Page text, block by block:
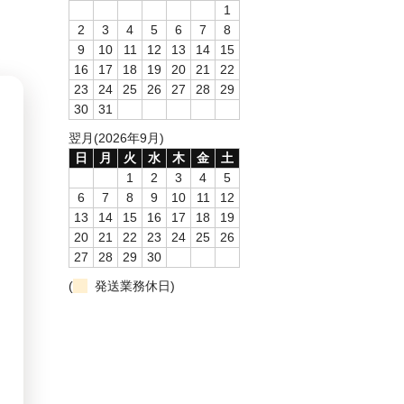
1
2
3 4 5 6 7
8
9
10 11 12 13 14
15
16
17 18 19 20 21
22
23
24 25 26 27 28
29
30
31
翌月(2026年9月)
日
月 火 水 木 金
土
1
2 3 4
5
6
7 8 9 10 11
12
13
14 15 16 17 18
19
20
21 22 23 24 25
26
27
28 29
30
(
発送業務休日)